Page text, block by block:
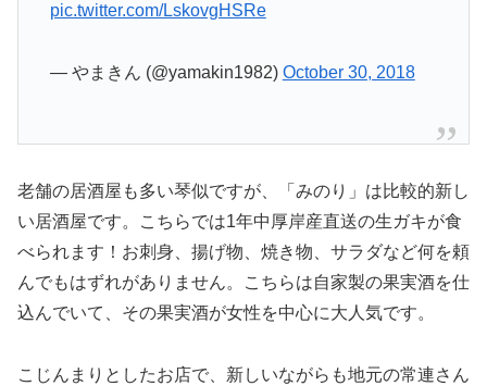
pic.twitter.com/LskovgHSRe
— やまきん (@yamakin1982) October 30, 2018
老舗の居酒屋も多い琴似ですが、「みのり」は比較的新し
い居酒屋です。こちらでは1年中厚岸産直送の生ガキが食
べられます！お刺身、揚げ物、焼き物、サラダなど何を頼
んでもはずれがありません。こちらは自家製の果実酒を仕
込んでいて、その果実酒が女性を中心に大人気です。
こじんまりとしたお店で、新しいながらも地元の常連さん